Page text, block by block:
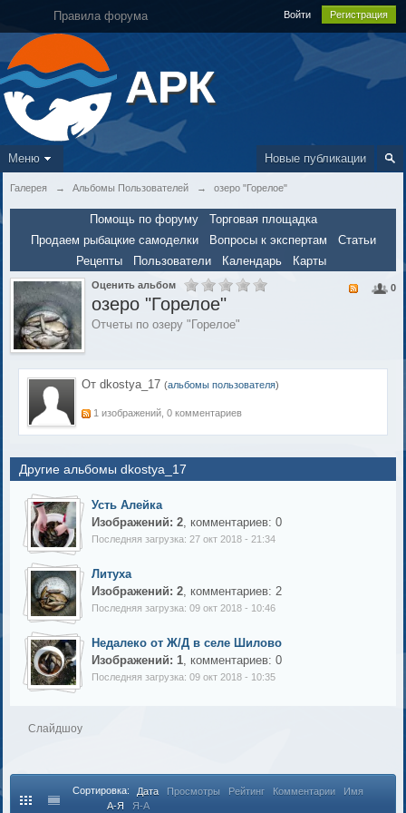
Правила форума Войти Регистрация
АРК
Новые публикации
Меню
Галерея → Альбомы Пользователей → озеро "Горелое"
Помощь по форуму
Торговая площадка
Продаем рыбацкие самоделки
Вопросы к экспертам
Статьи
Рецепты
Пользователи Календарь Карты
0
Оценить альбом
озеро "Горелое"
Отчеты по озеру "Горелое"
От dkostya_17(альбомы пользователя)
1 изображений, 0 комментариев
Другие альбомы dkostya_17
Усть Алейка
Изображений: 2, комментариев: 0
Последняя загрузка: 27 окт 2018 - 21:34
Литуха
Изображений: 2, комментариев: 2
Последняя загрузка: 09 окт 2018 - 10:46
Недалеко от Ж/Д в селе Шилово
Изображений: 1, комментариев: 0
Последняя загрузка: 09 окт 2018 - 10:35
Слайдшоу
Сортировка: Дата Просмотры Рейтинг Комментарии
Имя
А-Я
Я-А